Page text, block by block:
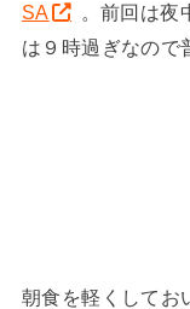
SA
。前回は夜
は９時過ぎなので
朝食を軽くしてお